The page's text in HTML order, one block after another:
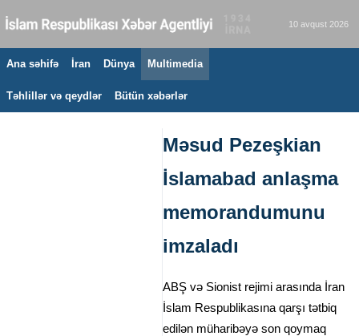
10 avqust 2026
Ana səhifə İran Dünya Multimedia
Təhlillər və qeydlər Bütün xəbərlər
Məsud Pezeşkian
İslamabad anlaşma
memorandumunu
imzaladı
ABŞ və Sionist rejimi arasında İran
İslam Respublikasına qarşı tətbiq
edilən müharibəyə son qoymaq